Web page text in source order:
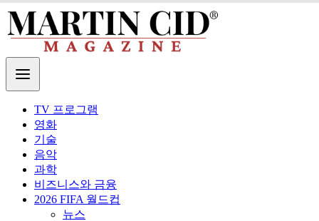
TV 프로그램
영화
기술
음악
과학
비즈니스와 금융
2026 FIFA 월드컵
뉴스